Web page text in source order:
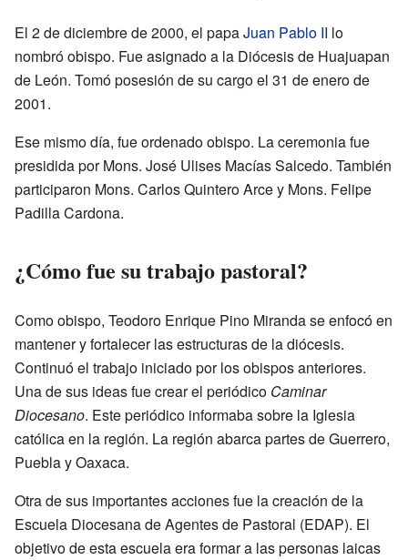
El 2 de diciembre de 2000, el papaJuan Pablo II lo
nombró obispo. Fue asignado a la Diócesis de Huajuapan
de León. Tomó posesión de su cargo el 31 de enero de
2001.
Ese mismo día, fue ordenado obispo. La ceremonia fue
presidida por Mons. José Ulises Macías Salcedo. También
participaron Mons. Carlos Quintero Arce y Mons. Felipe
Padilla Cardona.
¿Cómo fue su trabajo pastoral?
Como obispo, Teodoro Enrique Pino Miranda se enfocó en
mantener y fortalecer las estructuras de la diócesis.
Continuó el trabajo iniciado por los obispos anteriores.
Una de sus ideas fue crear el periódico Caminar
Diocesano. Este periódico informaba sobre la Iglesia
católica en la región. La región abarca partes de Guerrero,
Puebla y Oaxaca.
Otra de sus importantes acciones fue la creación de la
Escuela Diocesana de Agentes de Pastoral (EDAP). El
objetivo de esta escuela era formar a las personas laicas